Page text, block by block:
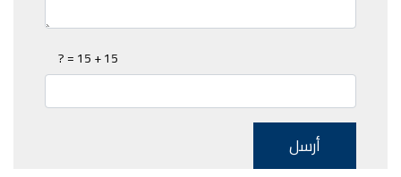
15 + 15 = ?
أرسل